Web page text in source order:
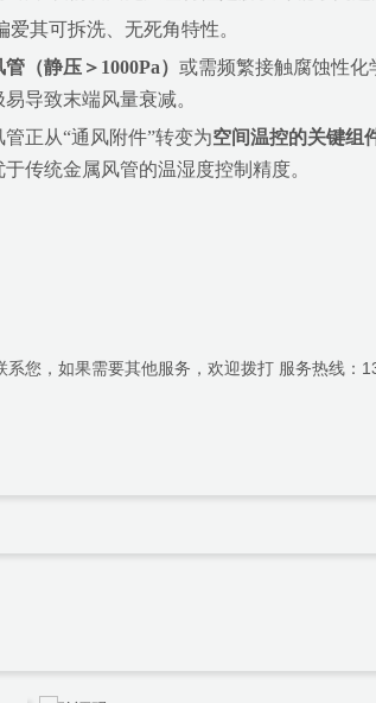
爱其可拆洗、无死角特性。
（静压＞1000Pa） 或需频繁接触腐蚀性
导致末端风量衰减。
正从“通风附件”转变为空间温控的关键组
传统金属风管的温湿度控制精度。
您，如果需要其他服务，欢迎拨打 服务热线：